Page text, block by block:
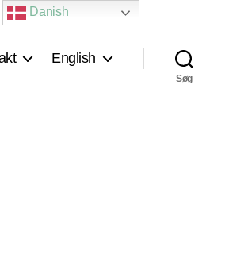
English
Søg
Danish